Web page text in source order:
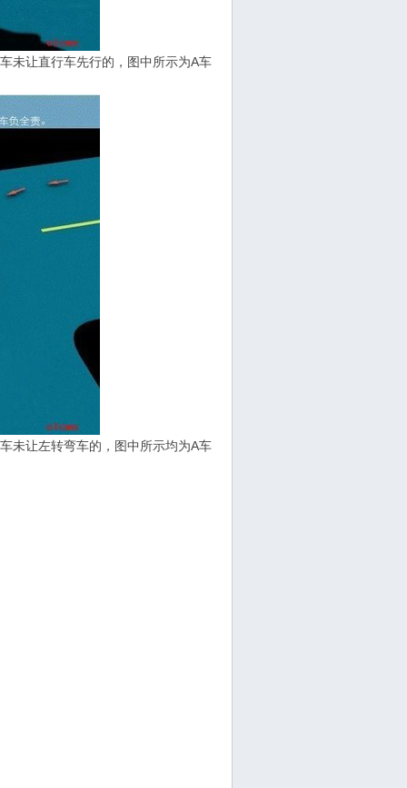
未让直行车先行的，图中所示为A车
未让左转弯车的，图中所示均为A车